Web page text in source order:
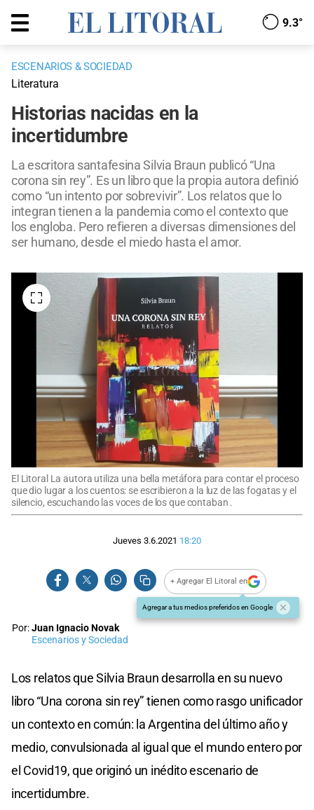
9.3°
ESCENARIOS & SOCIEDAD
Literatura
Historias nacidas en la
incertidumbre
La escritora santafesina Silvia Braun publicó “Una
corona sin rey”. Es un libro que la propia autora definió
como “un intento por sobrevivir”. Los relatos que lo
integran tienen a la pandemia como el contexto que
los engloba. Pero refieren a diversas dimensiones del
ser humano, desde el miedo hasta el amor.
El Litoral La autora utiliza una bella metáfora para contar el proceso
que dio lugar a los cuentos: se escribieron a la luz de las fogatas y el
silencio, escuchando las voces de los que contaban .
Jueves 3.6.2021 18:20
+ Agregar El Litoral en
Agregar a tus medios preferidos en Google
Por:Juan Ignacio Novak
Escenarios y Sociedad
Los relatos que Silvia Braun desarrolla en su nuevo
libro “Una corona sin rey” tienen como rasgo unificador
un contexto en común: la Argentina del último año y
medio, convulsionada al igual que el mundo entero por
el Covid19, que originó un inédito escenario de
incertidumbre.